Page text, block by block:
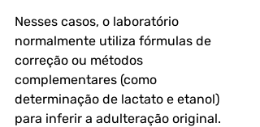
Nesses casos, o laboratório
normalmente utiliza fórmulas de
correção ou métodos
complementares (como
determinação de lactato e etanol)
para inferir a adulteração original.